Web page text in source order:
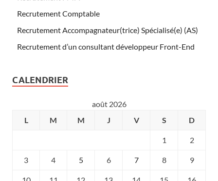
Recrutement Comptable
Recrutement Accompagnateur(trice) Spécialisé(e) (AS)
Recrutement d’un consultant développeur Front-End
CALENDRIER
août 2026
L
M M J V S D
1 2
3 4 5 6 7 8 9